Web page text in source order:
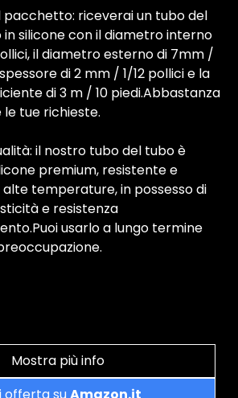
riceverai un tubo del
silicone con il diametro interno
il diametro esterno di 7mm /
di 2 mm / 1/12 pollici e la
di 3 m / 10 piedi.Abbastanza
tue richieste.
il nostro tubo del tubo è
premium, resistente e
temperature, in possesso di
e resistenza
usarlo a lungo termine
Mostra più info
offerta suAmazon.it